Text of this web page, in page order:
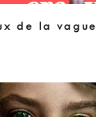
de la vague